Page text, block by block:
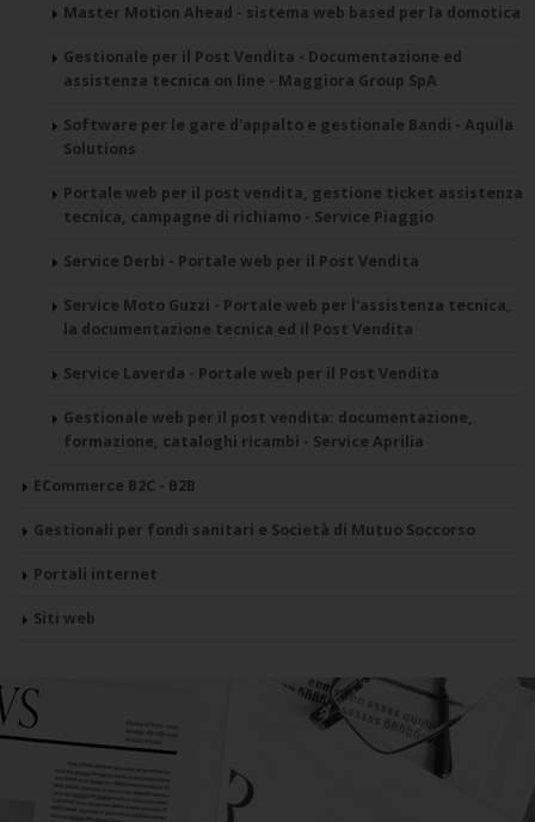
Master Motion Ahead - sistema web based per la domotica
Gestionale per il Post Vendita - Documentazione ed
assistenza tecnica on line - Maggiora Group SpA
Software per le gare d'appalto e gestionale Bandi - Aquila
Solutions
Portale web per il post vendita, gestione ticket assistenza
tecnica, campagne di richiamo - Service Piaggio
Service Derbi - Portale web per il Post Vendita
Service Moto Guzzi - Portale web per l'assistenza tecnica,
la documentazione tecnica ed il Post Vendita
Service Laverda - Portale web per il Post Vendita
Gestionale web per il post vendita: documentazione,
formazione, cataloghi ricambi - Service Aprilia
ECommerce B2C - B2B
Gestionali per fondi sanitari e Società di Mutuo Soccorso
Portali internet
Siti web